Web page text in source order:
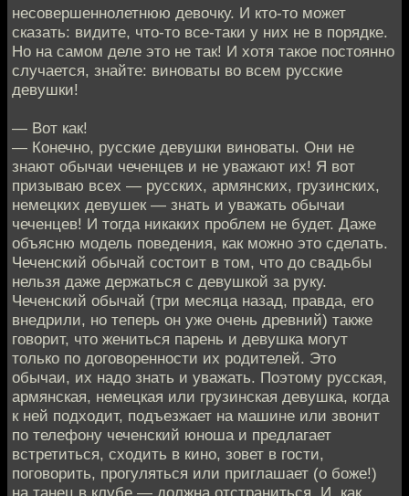
несовершеннолетнюю девочку. И кто-то может
сказать: видите, что-то все-таки у них не в порядке.
Но на самом деле это не так! И хотя такое постоянно
случается, знайте: виноваты во всем русские
девушки!
— Вот как!
— Конечно, русские девушки виноваты. Они не
знают обычаи чеченцев и не уважают их! Я вот
призываю всех — русских, армянских, грузинских,
немецких девушек — знать и уважать обычаи
чеченцев! И тогда никаких проблем не будет. Даже
объясню модель поведения, как можно это сделать.
Чеченский обычай состоит в том, что до свадьбы
нельзя даже держаться с девушкой за руку.
Чеченский обычай (три месяца назад, правда, его
внедрили, но теперь он уже очень древний) также
говорит, что жениться парень и девушка могут
только по договоренности их родителей. Это
обычаи, их надо знать и уважать. Поэтому русская,
армянская, немецкая или грузинская девушка, когда
к ней подходит, подъезжает на машине или звонит
по телефону чеченский юноша и предлагает
встретиться, сходить в кино, зовет в гости,
поговорить, прогуляться или приглашает (о боже!)